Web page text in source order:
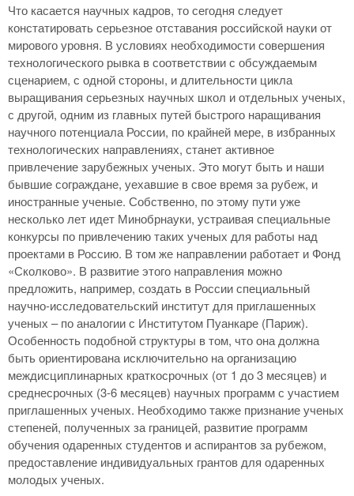
Что касается научных кадров, то сегодня следует
констатировать серьезное отставания российской науки от
мирового уровня. В условиях необходимости совершения
технологического рывка в соответствии с обсуждаемым
сценарием, с одной стороны, и длительности цикла
выращивания серьезных научных школ и отдельных ученых,
с другой, одним из главных путей быстрого наращивания
научного потенциала России, по крайней мере, в избранных
технологических направлениях, станет активное
привлечение зарубежных ученых. Это могут быть и наши
бывшие сограждане, уехавшие в свое время за рубеж, и
иностранные ученые. Собственно, по этому пути уже
несколько лет идет Минобрнауки, устраивая специальные
конкурсы по привлечению таких ученых для работы над
проектами в Россию. В том же направлении работает и Фонд
«Сколково». В развитие этого направления можно
предложить, например, создать в России специальный
научно-исследовательский институт для приглашенных
ученых – по аналогии с Институтом Пуанкаре (Париж).
Особенность подобной структуры в том, что она должна
быть ориентирована исключительно на организацию
междисциплинарных краткосрочных (от 1 до 3 месяцев) и
среднесрочных (3-6 месяцев) научных программ с участием
приглашенных ученых. Необходимо также признание ученых
степеней, полученных за границей, развитие программ
обучения одаренных студентов и аспирантов за рубежом,
предоставление индивидуальных грантов для одаренных
молодых ученых.